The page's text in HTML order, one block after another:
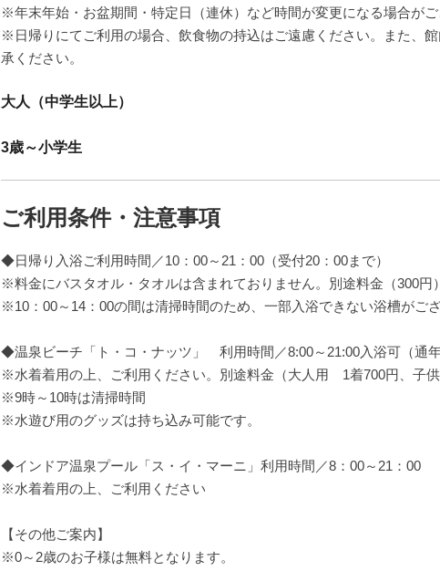
※年末年始・お盆期間・特定日（連休）など時間が変更になる場合が
※日帰りにてご利用の場合、飲食物の持込はご遠慮ください。また、
承ください。
大人（中学生以上）
3歳～小学生
ご利用条件・注意事項
◆日帰り入浴ご利用時間／10：00～21：00（受付20：00まで）
※料金にバスタオル・タオルは含まれておりません。別途料金（300円
※10：00～14：00の間は清掃時間のため、一部入浴できない浴槽がござ
◆温泉ビーチ「ト・コ・ナッツ」 利用時間／8:00～21:00入浴可（通年
※水着着用の上、ご利用ください。別途料金（大人用 1着700円、子
※9時～10時は清掃時間
※水遊び用のグッズは持ち込み可能です。
◆インドア温泉プール「ス・イ・マーニ」利用時間／8：00～21：00
※水着着用の上、ご利用ください
【その他ご案内】
※0～2歳のお子様は無料となります。